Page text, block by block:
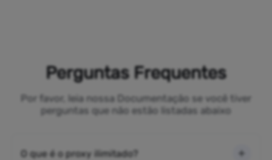
Perguntas Frequentes
Por favor, leia nossa Documentação se você tiver
perguntas que não estão listadas abaixo
O que é o proxy ilimitado?